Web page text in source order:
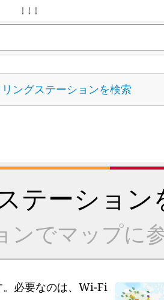
↓ ↓ ↓
ングステーションを検索
テーショ
ンでマップに
。必要なのは、Wi-Fi